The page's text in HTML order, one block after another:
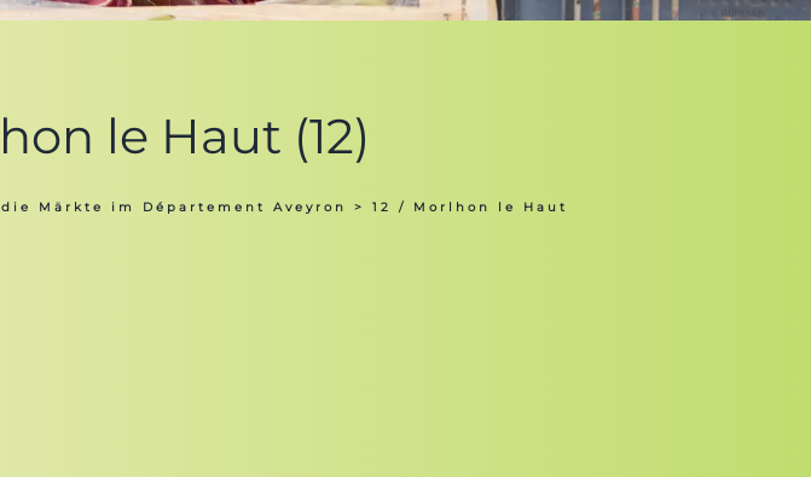
le Haut (12)
die Märkte im Département Aveyron > 12 / Morlhon le Haut